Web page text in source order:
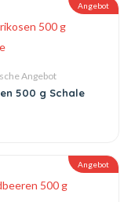
Angebot
Angebot
500 g Schale
Angebot